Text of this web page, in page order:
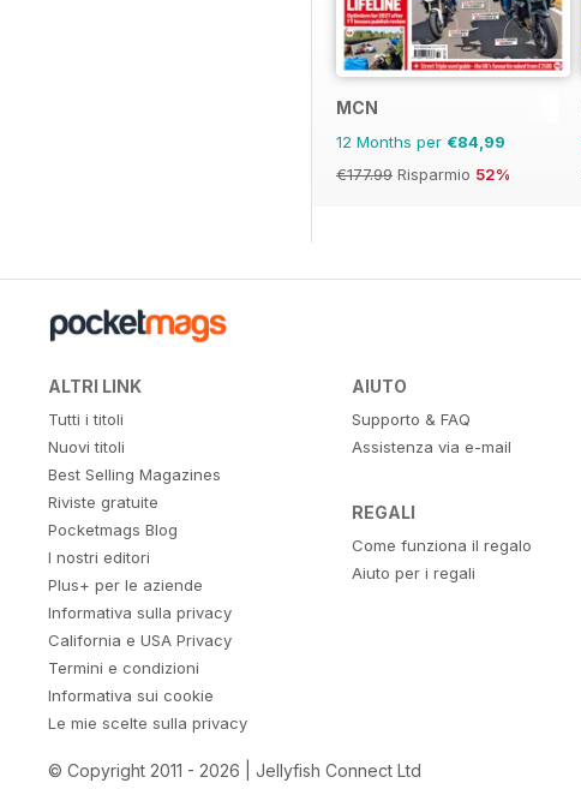
MCN
12 Months per €84,99
€177.99 Risparmio 52%
ALTRI LINK
Tutti i titoli
Nuovi titoli
Best Selling Magazines
Riviste gratuite
Pocketmags Blog
I nostri editori
Plus+ per le aziende
Informativa sulla privacy
California e USA Privacy
Termini e condizioni
Informativa sui cookie
Le mie scelte sulla privacy
AIUTO
Supporto & FAQ
Assistenza via e-mail
REGALI
Come funziona il regalo
Aiuto per i regali
© Copyright 2011 - 2026 | Jellyfish Connect Ltd